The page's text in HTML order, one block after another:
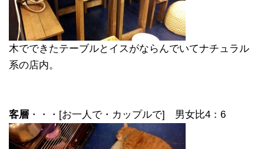
木でできたテーブルとイスがならんでいてナチュラル
系の店内。
客層 ・・・[お一人で・カップルで] 男女比4：6